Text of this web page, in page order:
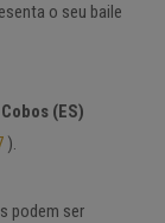
o seu baile
(ES)
).
podem ser